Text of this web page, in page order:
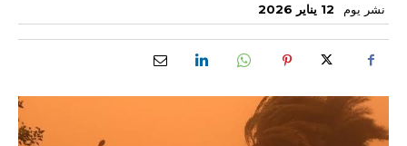
نشر يوم 12 يناير 2026